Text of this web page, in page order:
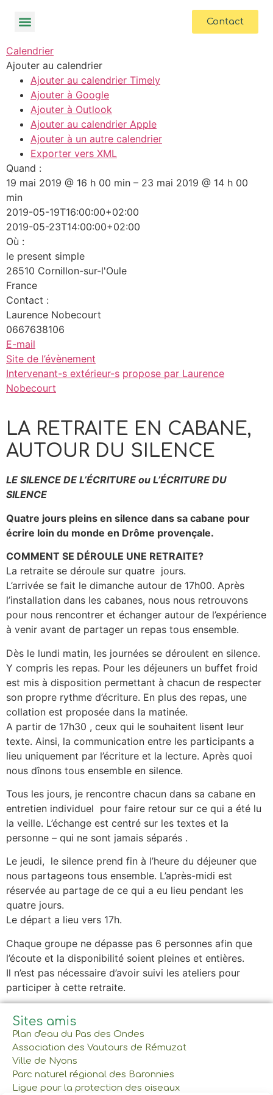
principal
Contact
Calendrier
Ajouter au calendrier
Ajouter au calendrier Timely
Ajouter à Google
Ajouter à Outlook
Ajouter au calendrier Apple
Ajouter à un autre calendrier
Exporter vers XML
Quand :
19 mai 2019 @ 16 h 00 min – 23 mai 2019 @ 14 h 00
min
2019-05-19T16:00:00+02:00
2019-05-23T14:00:00+02:00
Où :
le present simple
26510 Cornillon-sur-l'Oule
France
Contact :
Laurence Nobecourt
0667638106
E-mail
Site de l’évènement
Intervenant-s extérieur-s propose par Laurence
Nobecourt
LA RETRAITE EN CABANE,
AUTOUR DU SILENCE
LE SILENCE DE L’ÉCRITURE ou L’ÉCRITURE DU
SILENCE
Quatre jours pleins en silence dans sa cabane pour
écrire loin du monde en Drôme provençale.
COMMENT SE DÉROULE UNE RETRAITE?
La retraite se déroule sur quatre jours.
L’arrivée se fait le dimanche autour de 17h00. Après
l’installation dans les cabanes, nous nous retrouvons
pour nous rencontrer et échanger autour de l’expérience
à venir avant de partager un repas tous ensemble.
Dès le lundi matin, les journées se déroulent en silence.
Y compris les repas. Pour les déjeuners un buffet froid
est mis à disposition permettant à chacun de respecter
son propre rythme d’écriture. En plus des repas, une
collation est proposée dans la matinée.
A partir de 17h30 , ceux qui le souhaitent lisent leur
texte. Ainsi, la communication entre les participants a
lieu uniquement par l’écriture et la lecture. Après quoi
nous dînons tous ensemble en silence.
Tous les jours, je rencontre chacun dans sa cabane en
entretien individuel pour faire retour sur ce qui a été lu
la veille. L’échange est centré sur les textes et la
personne – qui ne sont jamais séparés .
Le jeudi, le silence prend fin à l’heure du déjeuner que
nous partageons tous ensemble. L’après-midi est
réservée au partage de ce qui a eu lieu pendant les
quatre jours.
Le départ a lieu vers 17h.
Chaque groupe ne dépasse pas 6 personnes afin que
l’écoute et la disponibilité soient pleines et entières.
Il n’est pas nécessaire d’avoir suivi les ateliers pour
participer à cette retraite.
Sites amis
Plan d'eau du Pas des Ondes
Association des Vautours de Rémuzat
Ville de Nyons
Parc naturel régional des Baronnies
Ligue pour la protection des oiseaux